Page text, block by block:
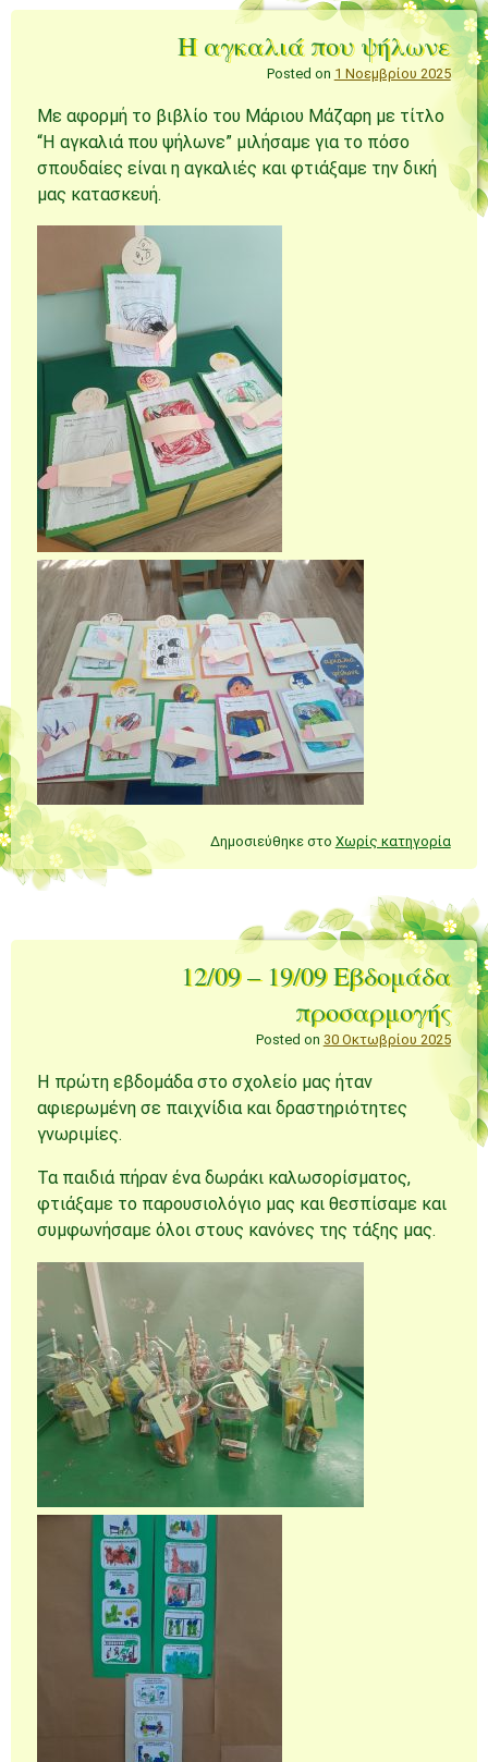
Η αγκαλιά που ψήλωνε
Posted on 1 Νοεμβρίου 2025
Με αφορμή το βιβλίο του Μάριου Μάζαρη με τίτλο
“Η αγκαλιά που ψήλωνε” μιλήσαμε για το πόσο
σπουδαίες είναι η αγκαλιές και φτιάξαμε την δική
μας κατασκευή.
Δημοσιεύθηκε στο Χωρίς κατηγορία
12/09 – 19/09 Εβδομάδα
προσαρμογής
Posted on 30 Οκτωβρίου 2025
Η πρώτη εβδομάδα στο σχολείο μας ήταν
αφιερωμένη σε παιχνίδια και δραστηριότητες
γνωριμίες.
Τα παιδιά πήραν ένα δωράκι καλωσορίσματος,
φτιάξαμε το παρουσιολόγιο μας και θεσπίσαμε και
συμφωνήσαμε όλοι στους κανόνες της τάξης μας.